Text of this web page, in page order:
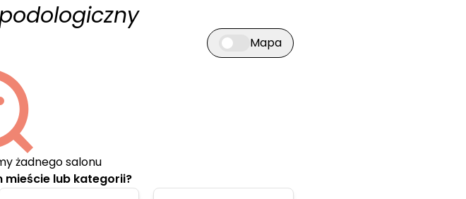
Przełącz widok mapy
Mapa
żadnego salonu
mieście lub kategorii?